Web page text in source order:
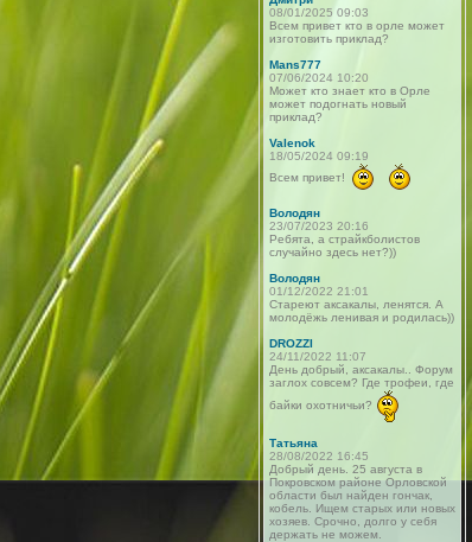
08/01/2025 09:03
Всем привет кто в орле может
изготовить приклад?
Mans777
07/06/2024 10:20
Может кто знает кто в Орле
может подогнать новый
приклад?
Valenok
18/05/2024 09:19
Всем привет!
Володян
23/07/2023 20:16
Ребята, а страйкболистов
случайно здесь нет?))
Володян
01/12/2022 21:01
Стареют аксакалы, ленятся. А
молодёжь ленивая и родилась))
DROZZI
24/11/2022 11:07
День добрый, аксакалы.. Форум
заглох совсем? Где трофеи, где
байки охотничьи?
Татьяна
28/08/2022 16:45
Добрый день. 25 августа в
Покровском районе Орловской
области был найден гончак,
кобель. Ищем старых или новых
хозяев. Срочно, долго у себя
держать не можем.